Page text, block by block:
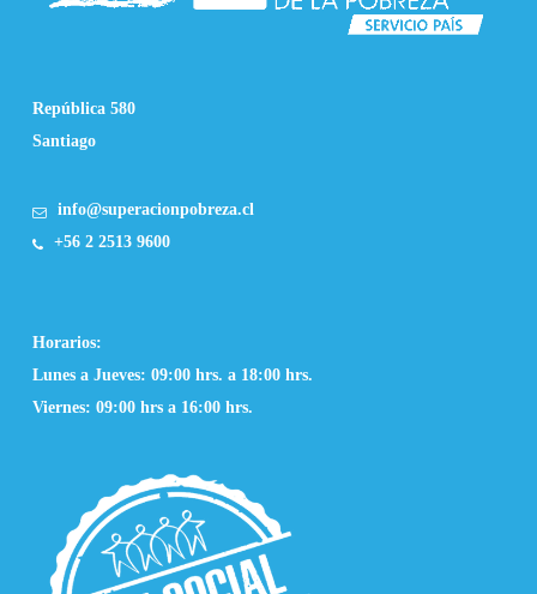
República 580
Santiago
info@superacionpobreza.cl
+56 2 2513 9600
Horarios:
Lunes a Jueves: 09:00 hrs. a 18:00 hrs.
Viernes: 09:00 hrs a 16:00 hrs.